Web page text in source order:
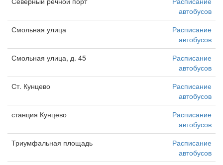
автобусов
Смольная улица
Расписание
автобусов
Смольная улица, д. 45
Расписание
автобусов
Ст. Кунцево
Расписание
автобусов
станция Кунцево
Расписание
автобусов
Триумфальная площадь
Расписание
автобусов